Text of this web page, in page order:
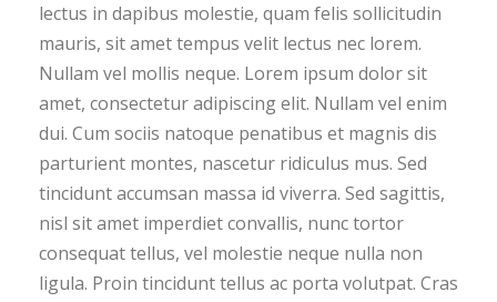
lectus in dapibus molestie, quam felis sollicitudin
mauris, sit amet tempus velit lectus nec lorem.
Nullam vel mollis neque. Lorem ipsum dolor sit
amet, consectetur adipiscing elit. Nullam vel enim
dui. Cum sociis natoque penatibus et magnis dis
parturient montes, nascetur ridiculus mus. Sed
tincidunt accumsan massa id viverra. Sed sagittis,
nisl sit amet imperdiet convallis, nunc tortor
consequat tellus, vel molestie neque nulla non
ligula. Proin tincidunt tellus ac porta volutpat. Cras